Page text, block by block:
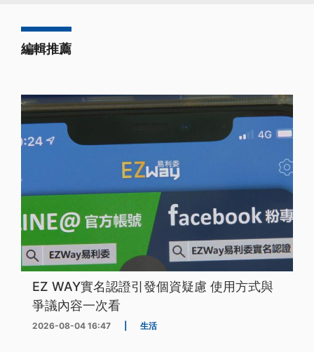
編輯推薦
EZ WAY實名認證引發個資疑慮 使用方式與
爭議內容一次看
2026-08-04 16:47 生活